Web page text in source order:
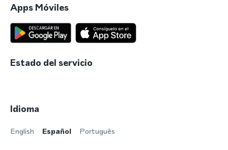
Apps Móviles
Estado del servicio
Idioma
English Español Português